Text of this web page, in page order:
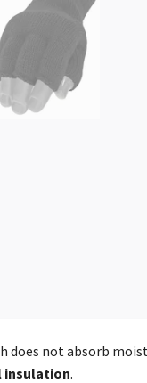
does not absorb
insulation.